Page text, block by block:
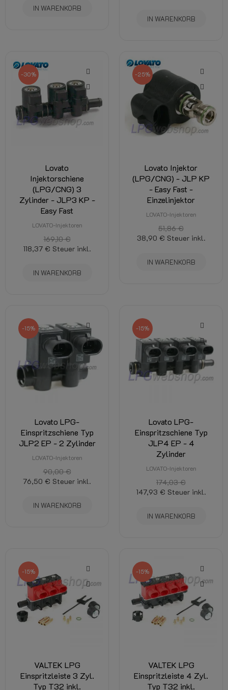
IN WARENKORB
IN WARENKORB
-30%
Lovato
Injektorschiene
(LPG/CNG) 3
Zylinder - JLP3 KP -
Easy Fast
LOVATO-Injektoren
169,10 €
118,37 € Steuer inkl.
IN WARENKORB
-25%
Lovato Injektor
(LPG/CNG) - JLP KP
- Easy Fast -
Einzelinjektor
LOVATO-Injektoren
51,86 €
38,90 € Steuer inkl.
IN WARENKORB
-15%
Lovato LPG-
Einspritzschiene Typ
JLP2 EP - 2 Zylinder
LOVATO-Injektoren
90,00 €
76,50 € Steuer inkl.
IN WARENKORB
-15%
Lovato LPG-
Einspritzschiene Typ
JLP4 EP - 4
Zylinder
LOVATO-Injektoren
174,03 €
147,93 € Steuer inkl.
IN WARENKORB
-15%
VALTEK LPG
Einspritzleiste 3 Zyl.
Typ T32 inkl.
-15%
VALTEK LPG
Einspritzleiste 4 Zyl.
Typ T32 inkl.